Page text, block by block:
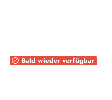
Bald wieder verfügbar